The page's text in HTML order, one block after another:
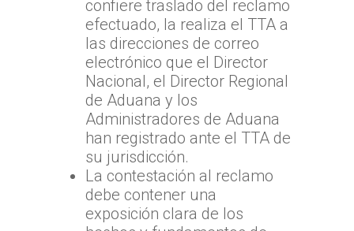
confiere traslado del reclamo
efectuado, la realiza el TTA a
las direcciones de correo
electrónico que el Director
Nacional, el Director Regional
de Aduana y los
Administradores de Aduana
han registrado ante el TTA de
su jurisdicción.
La contestación al reclamo
debe contener una
exposición clara de los